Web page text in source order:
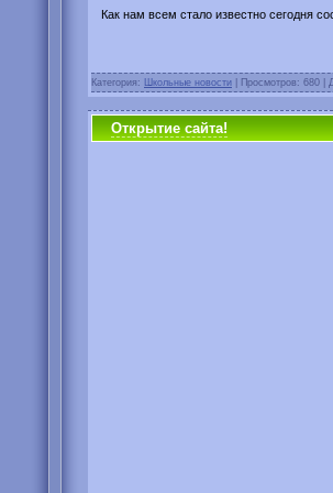
Как нам всем стало известно сегодня
Категория: Школьные новости | Просмотров: 680 |
Открытие сайта!